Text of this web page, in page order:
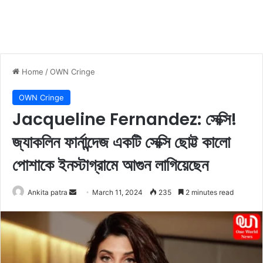
Home /OWN Cringe
OWN Cringe
Jacqueline Fernandez: সেক্সি!
জ্যাকলিন ফার্নান্দেজ একটি সেক্সি ছোট্ট কালো
পোশাকে ইনস্টাগ্রামে আগুন লাগিয়েছেন
Ankita patra
a
March 11, 2024 235 2 minutes read